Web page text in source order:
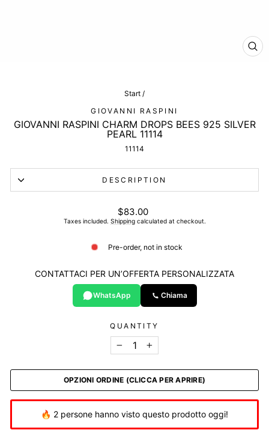
Start /
GIOVANNI RASPINI
GIOVANNI RASPINI CHARM DROPS BEES 925 SILVER
PEARL 11114
11114
DESCRIPTION
List
price
$83.00
Taxes included. Shippingcalculated at checkout.
Pre-order, not in stock
CONTATTACI PER UN’OFFERTA PERSONALIZZATA
WhatsApp Chiama
QUANTITY
+
OPZIONI ORDINE (CLICCA PER APRIRE)
🔥 2 persone hanno visto questo prodotto oggi!